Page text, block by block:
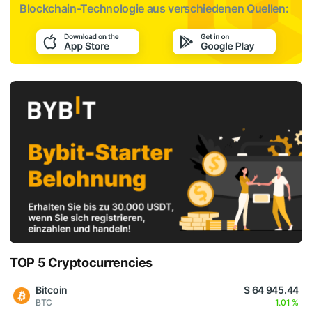
Blockchain-Technologie aus verschiedenen Quellen:
TOP 5 Cryptocurrencies
Bitcoin
BTC
$ 64 945.44
1.01 %